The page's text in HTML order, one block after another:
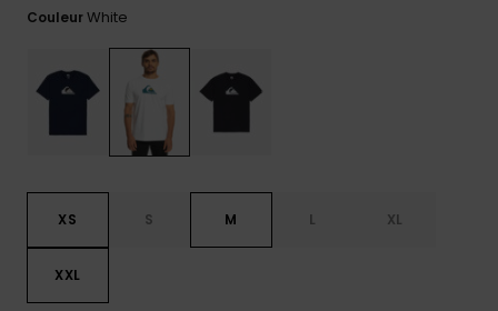
aux
questions
les plus
fréquentes
et notre
formulaire
contact.
Consulter
la FAQ
CouleurWhite
XS S M L XL
XXL